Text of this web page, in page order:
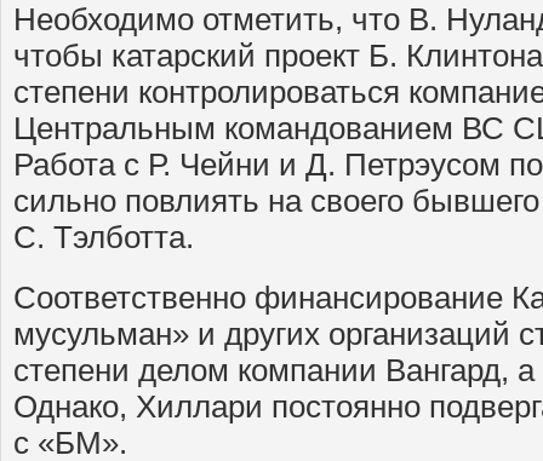
Необходимо отметить, что В.
чтобы катарский проект Б.
степени контролироваться
Центральным командованием ВС
Работа с Р. Чейни и Д. Петрэусом
сильно повлиять на своего
С. Тэлботта.
Соответственно финансирование
мусульман» и других организаций
степени делом компании Вангард,
Однако, Хиллари постоянно
с «БМ».